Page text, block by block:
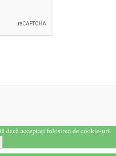
dacă acceptați folosirea de cookie-uri.